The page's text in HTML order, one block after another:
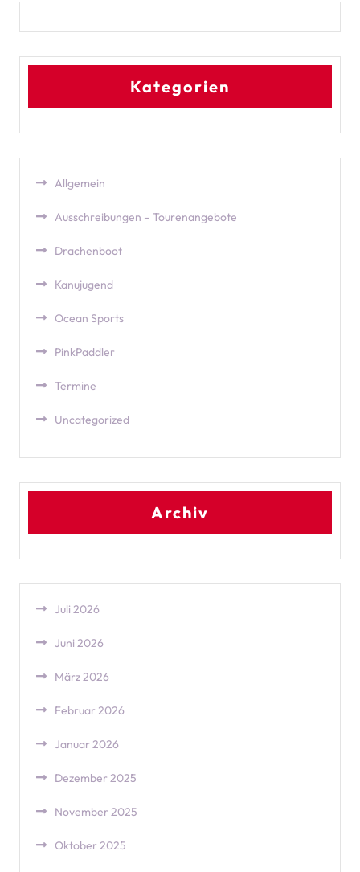
Kategorien
Allgemein
Ausschreibungen – Tourenangebote
Drachenboot
Kanujugend
Ocean Sports
PinkPaddler
Termine
Uncategorized
Archiv
Juli 2026
Juni 2026
März 2026
Februar 2026
Januar 2026
Dezember 2025
November 2025
Oktober 2025